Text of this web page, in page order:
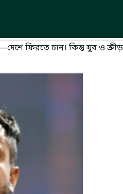
বলছেন—সুযোগ নেই। সাকিব আল
ফিরতে চান। কিন্তু যুব ও